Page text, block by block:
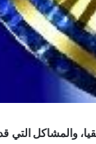
والمشاكل